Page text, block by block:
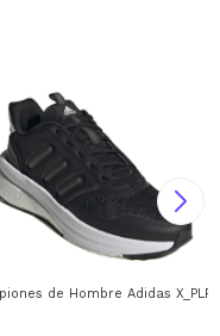
Adidas - Gris - Blanco
de Hombre Adidas